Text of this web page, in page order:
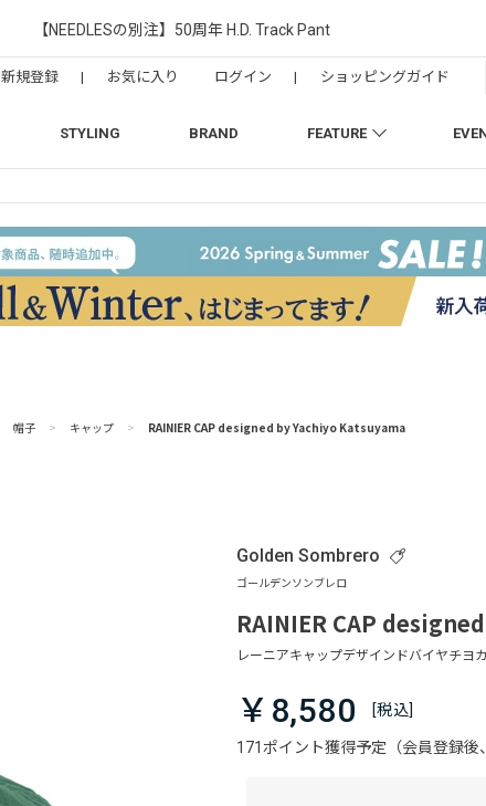
【NEEDLESの別注】50周年 H.D. Track Pant
STYLING BRAND FEATURE
新規登録 | お気に入り ログイン | ショッピングガイド
帽子 > キャップ > RAINIER CAP designed by Yachiyo Katsuyama
Golden Sombrero
RAINIER CAP
171ポイント獲得予定（会員登録後
￥8,580